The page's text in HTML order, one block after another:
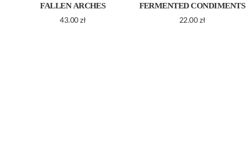
FALLEN ARCHES
43.00zł
FERMENTED CONDIMENTS
22.00zł